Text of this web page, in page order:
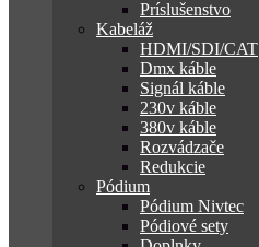
Príslušenstvo
Kabeláž
HDMI/SDI/CAT
Dmx káble
Signál káble
230v káble
380v káble
Rozvádzače
Redukcie
Pódium
Pódium Nivtec
Pódiové sety